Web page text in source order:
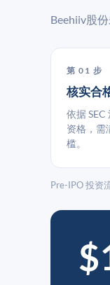
Beehiiv股
第 01 步
核实合
依据 SEC
资格，需
槛。
Pre-IPO 投资